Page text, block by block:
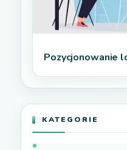
Pozycjonowanie
KATEGORIE